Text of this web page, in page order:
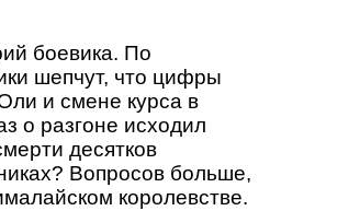
боевика. По
шепчут, что цифры
и смене курса в
о разгоне исходил
десятков
Вопросов больше,
королевстве.